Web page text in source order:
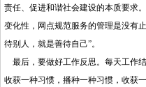
责任、促进和谐社会建设的本质要求
变化性，网点规范服务的管理是没有
待别人，就是善待自己”。
最后，要做好工作反思。每天工作
收获一种习惯，播种一种习惯，收获